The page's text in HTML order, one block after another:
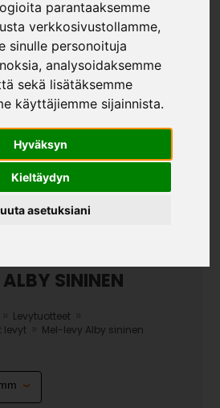
parantaaksemme
verkkosivustollamme,
sinulle personoituja
analysoidaksemme
sekä lisätäksemme
käyttäjiemme sijainnista.
Hyväksyn
Kieltäydyn
asetuksiani
SININEN
Levytuotteet
levyt
Mel-levy Alby sininen